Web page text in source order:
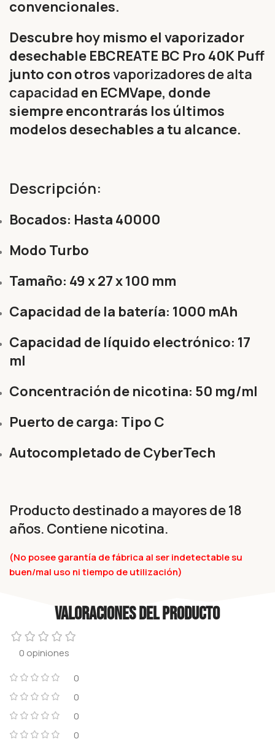
convencionales.
Descubre hoy mismo el vaporizador
desechable EBCREATE BC Pro 40K Puff
junto con otrosvaporizadores de alta
capacidad en ECMVape, donde
siempre encontrarás los últimos
modelos desechables a tu alcance.
Descripción:
Bocados: Hasta 40000
Modo Turbo
Tamaño: 49 x 27 x 100 mm
Capacidad de la batería: 1000 mAh
Capacidad de líquido electrónico: 17
ml
Concentración de nicotina: 50 mg/ml
Puerto de carga: Tipo C
Autocompletado de CyberTech
Producto destinado a mayores de 18
años. Contiene nicotina.
(No posee garantía de fábrica al ser indetectable su
buen/mal uso ni tiempo de utilización)
Valoraciones del producto
0 opiniones
0
0
0
0